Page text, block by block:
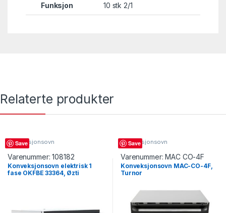
Funksjon 10 stk 2/1
Relaterte produkter
Save
Konveksjonsovn
Varenummer:108182
Konveksjonsovn elektrisk 1
fase OKFBE 33364, Øzti
Save
Konveksjonsovn
Varenummer:MAC CO-4F
Konveksjonsovn MAC-CO-4F,
Turnor